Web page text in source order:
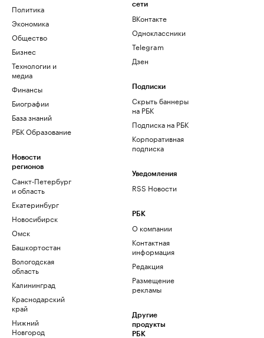
Политика
Экономика
Общество
Бизнес
Технологии и
медиа
Финансы
Биографии
База знаний
РБК Образование
Новости
регионов
Санкт-Петербург
и область
Екатеринбург
Новосибирск
Омск
Башкортостан
Вологодская
область
Калининград
Краснодарский
край
Нижний
Новгород
сети
ВКонтакте
Одноклассники
Telegram
Дзен
Подписки
Скрыть баннеры
на РБК
Подписка на РБК
Корпоративная
подписка
Уведомления
RSS Новости
РБК
О компании
Контактная
информация
Редакция
Размещение
рекламы
Другие
продукты
РБК